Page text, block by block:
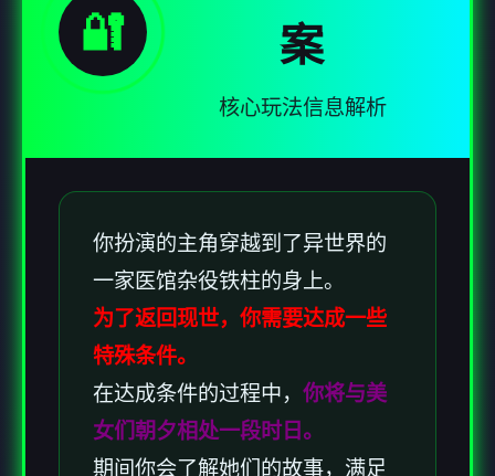
🔐
案
核心玩法信息解析
你扮演的主角穿越到了异世界的
一家医馆杂役铁柱的身上。
为了返回现世，你需要达成一些
特殊条件。
在达成条件的过程中， 你将与美
女们朝夕相处一段时日。
期间你会了解她们的故事，满足